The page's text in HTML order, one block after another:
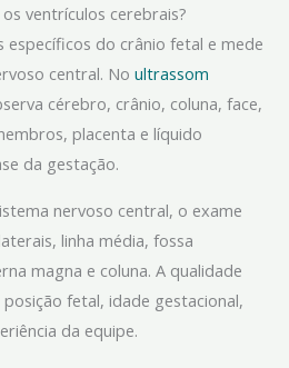
ventrículos cerebrais?
específicos do crânio fetal e mede
central. Noultrassom
cérebro, crânio, coluna, face,
placenta e líquido
da gestação.
nervoso central, o exame
linha média, fossa
magna e coluna. A qualidade
fetal, idade gestacional,
da equipe.